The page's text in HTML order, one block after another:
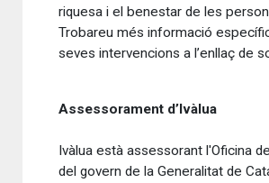
riquesa i el benestar de les
Trobareu més informació
seves intervencions a l’enllaç de
Assessorament d’Ivàlua
Ivàlua està assessorant l'Oficina
del govern de la Generalitat de